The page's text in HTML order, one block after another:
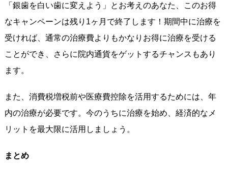
「銀歯を白い歯に変えよう」とお考えのあなた、このお得
なキャンペーンは残り1ヶ月で終了します！期間中に治療を
受ければ、通常の治療費よりもかなりお得に治療を受ける
ことができ、さらに院内通貨をゲットするチャンスもあり
ます。
また、消費税増税前や医療費控除を活用するためには、年
内の治療が必要です。今のうちに治療を始め、経済的なメ
リットを最大限に活用しましょう。
まとめ